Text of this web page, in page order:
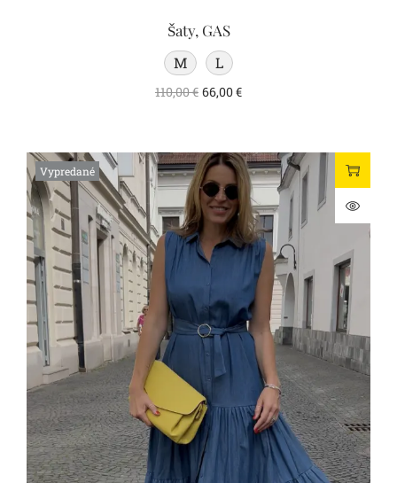
Šaty, GAS
M L
110,00€ 66,00€
Vypredané